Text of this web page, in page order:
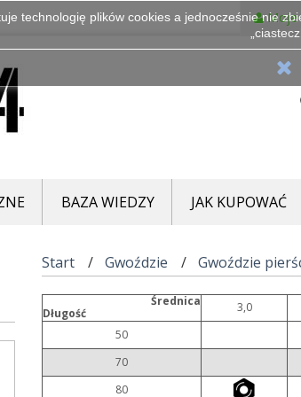
Moje
BAZA WIEDZY JAK KUPOWAĆ
Start Gwoździe Gwoździe
Średnica
Długość
3,0
50
70
80
technologię plików cookies a jednocześnie nie